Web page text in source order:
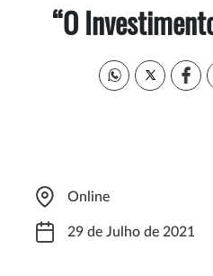
“O
Online
29 de Julho de 2021